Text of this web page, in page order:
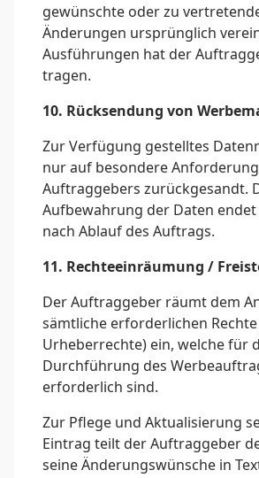
gewünschte oder zu
Änderungen ursprünglich
Ausführungen hat der
tragen.
10. Rücksendung von
Zur Verfügung gestelltes
nur auf besondere
Auftraggebers zurückgesandt.
Aufbewahrung der Daten endet
nach Ablauf des Auftrags.
11. Rechteeinräumung /
Der Auftraggeber räumt dem
sämtliche erforderlichen Rechte
Urheberrechte) ein, welche für
Durchführung des
erforderlich sind.
Zur Pflege und Aktualisierung
Eintrag teilt der Auftraggeber
seine Änderungswünsche in